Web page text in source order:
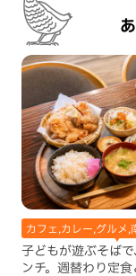
カフェ,カレー,グルメ,
子どもが遊ぶそば
ンチ。週替わり定